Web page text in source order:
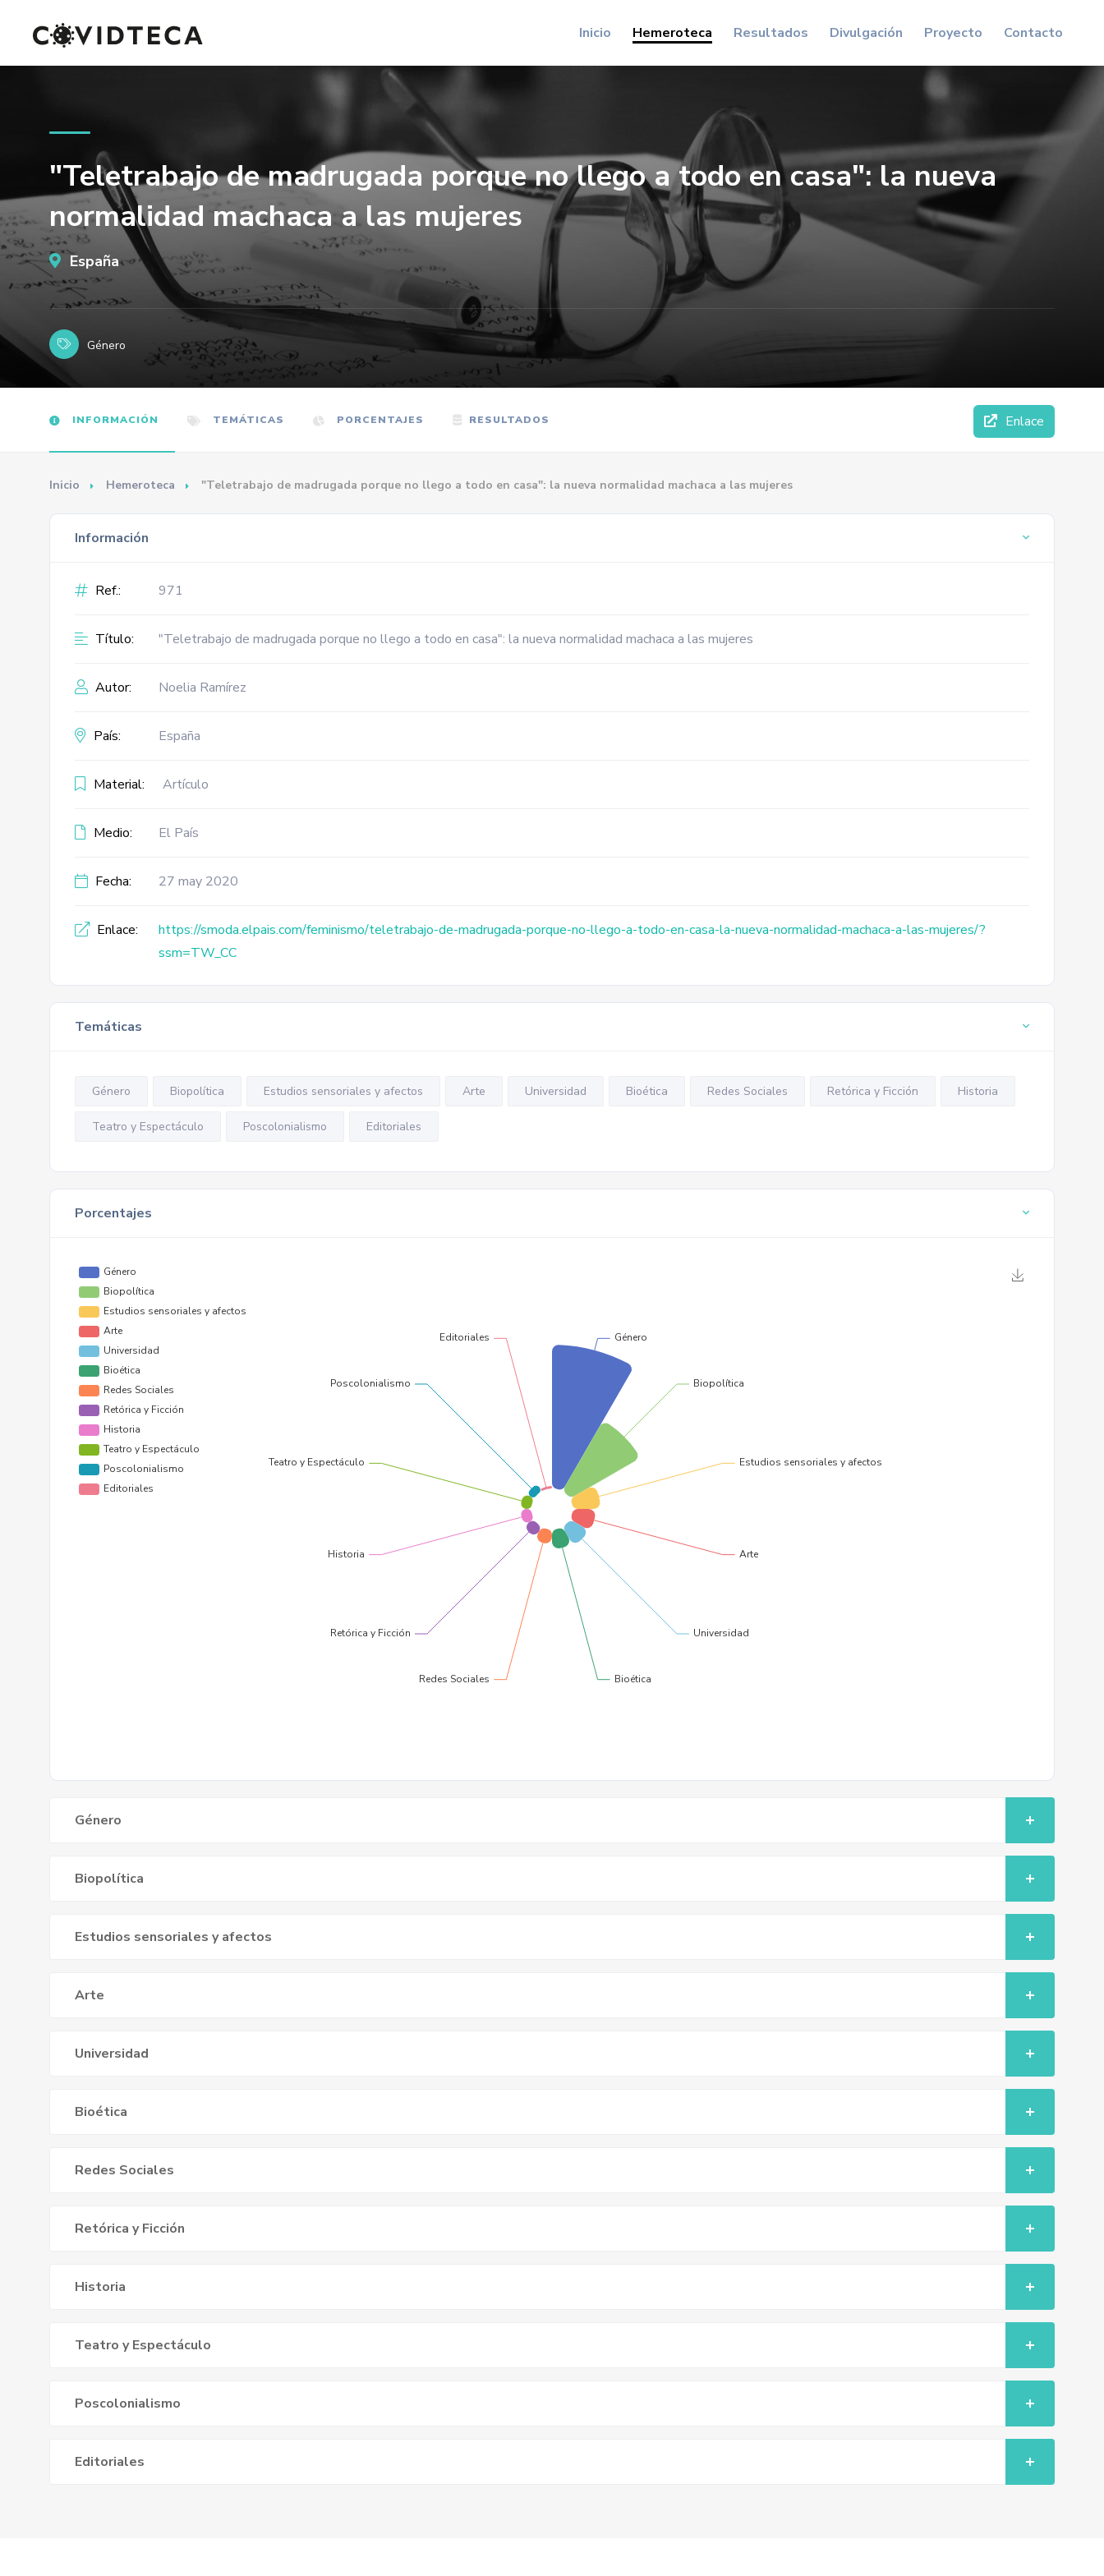
Inicio Hemeroteca Resultados Divulgación Proyecto Contacto
"Teletrabajo de madrugada porque no llego a todo en casa": la nueva
normalidad machaca a las mujeres
España
Género
INFORMACIÓN TEMÁTICAS PORCENTAJES RESULTADOS Enlace
Inicio Hemeroteca "Teletrabajo de madrugada porque no llego a todo en casa": la nueva normalidad machaca a las mujeres
Información
Ref.: 971
Título: "Teletrabajo de madrugada porque no llego a todo en casa": la nueva normalidad machaca a las mujeres
Autor: Noelia Ramírez
País: España
Material: Artículo
Medio: El País
Fecha: 27 may 2020
Enlace:
https://smoda.elpais.com/feminismo/teletrabajo-de-madrugada-porque-no-llego-a-todo-en-casa-la-nueva-normalidad-machaca-a-las-mujeres/?
ssm=TW_CC
Temáticas
Género Biopolítica Estudios sensoriales y afectos Arte Universidad Bioética Redes Sociales Retórica y Ficción Historia
Teatro y Espectáculo Poscolonialismo Editoriales
Porcentajes
Género
Biopolítica
Estudios sensoriales y afectos
Arte
Universidad
Bioética
Redes Sociales
Retórica y Ficción
Historia
Teatro y Espectáculo
Poscolonialismo
Editoriales